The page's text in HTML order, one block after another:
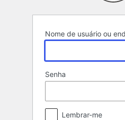
Nome de usuário ou
Senha
Lembrar-me